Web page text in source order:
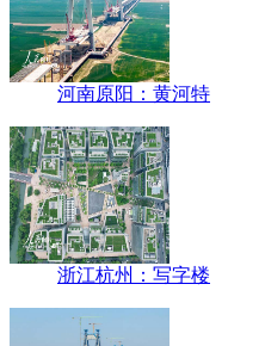
河南原阳：黄河特
浙江杭州：写字楼